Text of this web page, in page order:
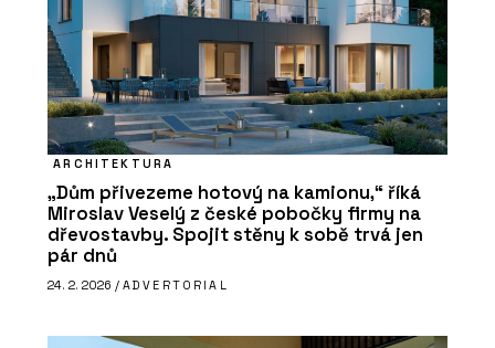
ARCHITEKTURA
„Dům přivezeme hotový na kamionu,“ říká
Miroslav Veselý z české pobočky firmy na
dřevostavby. Spojit stěny k sobě trvá jen
pár dnů
24. 2. 2026 / ADVERTORIAL